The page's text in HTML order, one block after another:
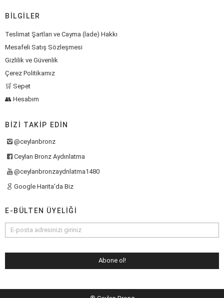
BILGILER
Teslimat Şartları ve Cayma (İade) Hakkı
Mesafeli Satış Sözleşmesi
Gizlilik ve Güvenlik
Çerez Politikamız
🛒 Sepet
👥 Hesabım
BIZI TAKIP EDIN
@ceylanbronz
Ceylan Bronz Aydınlatma
@ceylanbronzaydnlatma1480
Google Harita'da Biz
E-BÜLTEN ÜYELIĞI